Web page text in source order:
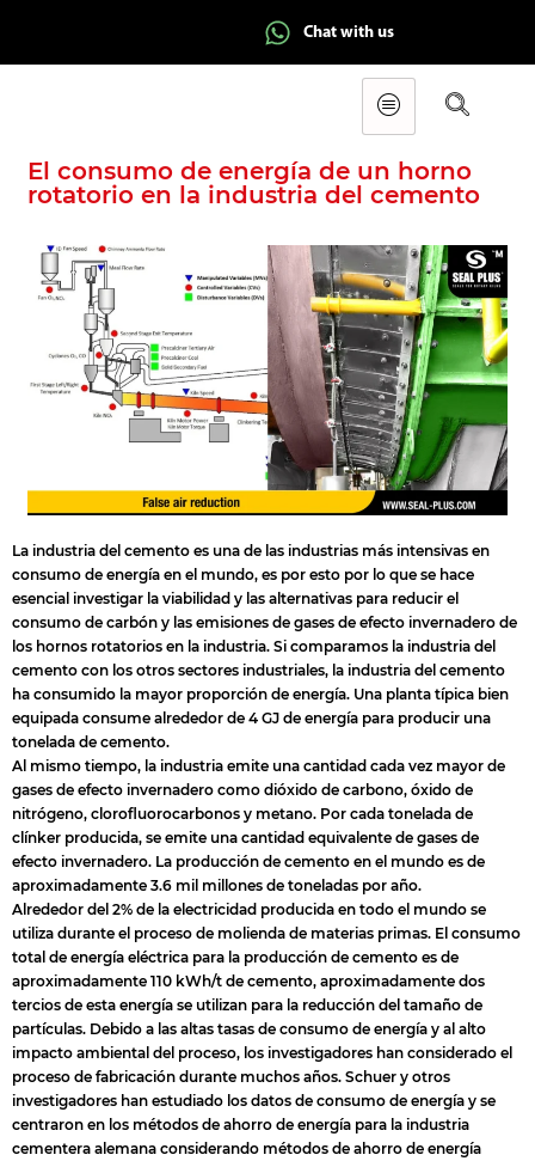
Chat with us
El consumo de energía de un horno
rotatorio en la industria del cemento
La industria del cemento es una de las industrias más intensivas en
consumo de energía en el mundo, es por esto por lo que se hace
esencial investigar la viabilidad y las alternativas para reducir el
consumo de carbón y las emisiones de gases de efecto invernadero de
los hornos rotatorios en la industria. Si comparamos la industria del
cemento con los otros sectores industriales, la industria del cemento
ha consumido la mayor proporción de energía. Una planta típica bien
equipada consume alrededor de 4 GJ de energía para producir una
tonelada de cemento.
Al mismo tiempo, la industria emite una cantidad cada vez mayor de
gases de efecto invernadero como dióxido de carbono, óxido de
nitrógeno, clorofluorocarbonos y metano. Por cada tonelada de
clínker producida, se emite una cantidad equivalente de gases de
efecto invernadero. La producción de cemento en el mundo es de
aproximadamente 3.6 mil millones de toneladas por año.
Alrededor del 2% de la electricidad producida en todo el mundo se
utiliza durante el proceso de molienda de materias primas. El consumo
total de energía eléctrica para la producción de cemento es de
aproximadamente 110 kWh/t de cemento, aproximadamente dos
tercios de esta energía se utilizan para la reducción del tamaño de
partículas. Debido a las altas tasas de consumo de energía y al alto
impacto ambiental del proceso, los investigadores han considerado el
proceso de fabricación durante muchos años. Schuer y otros
investigadores han estudiado los datos de consumo de energía y se
centraron en los métodos de ahorro de energía para la industria
cementera alemana considerando métodos de ahorro de energía